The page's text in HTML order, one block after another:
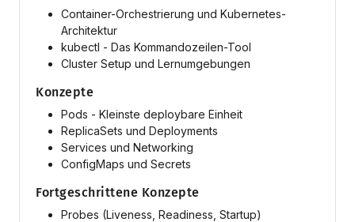
Container-Orchestrierung und Kubernetes-
Architektur
kubectl - Das Kommandozeilen-Tool
Cluster Setup und Lernumgebungen
Konzepte
Pods - Kleinste deploybare Einheit
ReplicaSets und Deployments
Services und Networking
ConfigMaps und Secrets
Fortgeschrittene Konzepte
Probes (Liveness, Readiness, Startup)